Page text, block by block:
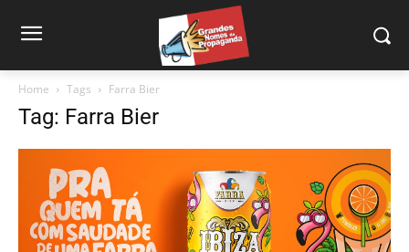
Home Tags Farra Bier
Tag: Farra Bier